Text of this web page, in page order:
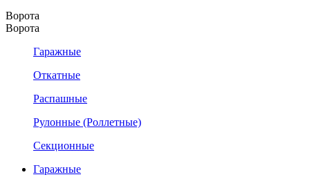
Ворота
Ворота
Гаражные
Откатные
Распашные
Рулонные (Роллетные)
Секционные
Гаражные